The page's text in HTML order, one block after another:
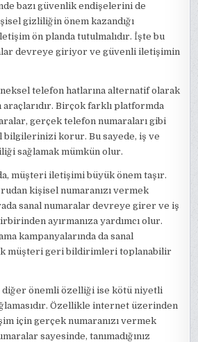
bazı güvenlik endişelerini de
gizliliğin önem kazandığı
ön planda tutulmalıdır. İşte bu
devreye giriyor ve güvenli iletişimin
telefon hatlarına alternatif olarak
Birçok farklı platformda
gerçek telefon numaraları gibi
bilgilerinizi korur. Bu sayede, iş ve
sağlamak mümkün olur.
müşteri iletişimi büyük önem taşır.
kişisel numaranızı vermek
sanal numaralar devreye girer ve iş
ayırmanıza yardımcı olur.
kampanyalarında da sanal
müşteri geri bildirimleri toplanabilir
diğer önemli özelliği ise kötü niyetli
Özellikle internet üzerinden
için gerçek numaranızı vermek
sayesinde, tanımadığınız